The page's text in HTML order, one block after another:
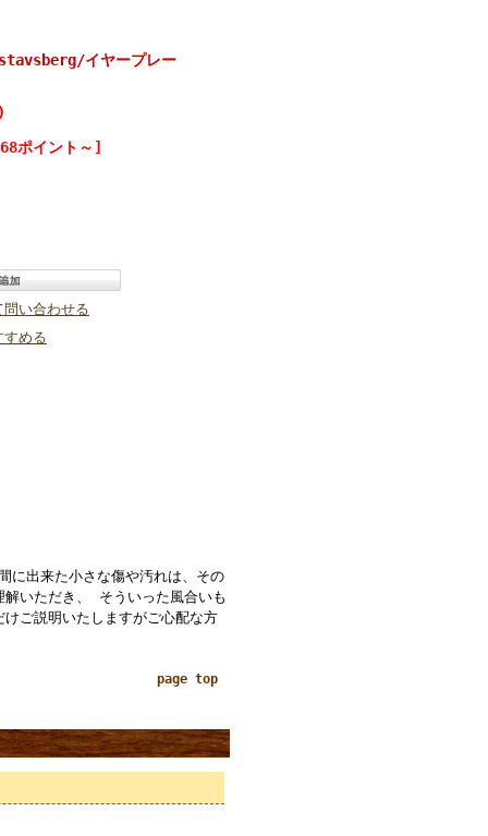
イヤープレー
ポイント～]
い合わせる
すめる
に出来た小さな傷や汚れは、その
いただき、 そういった風合いも
ご説明いたしますがご心配な方
page top